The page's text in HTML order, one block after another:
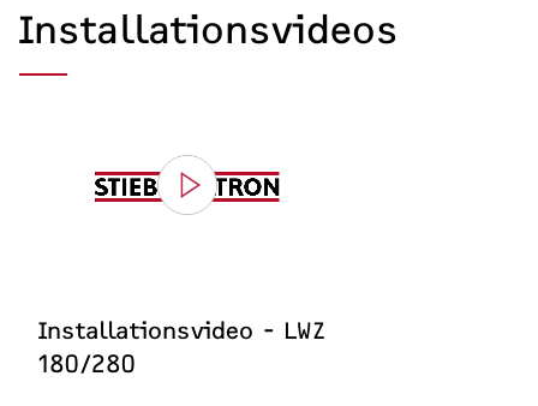
Installationsvideos
Installationsvideo - LWZ
180/280